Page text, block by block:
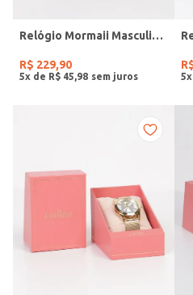
Relógio Mormaii Masculino PRETO
R$ 229,90
5x de R$ 45 98 5